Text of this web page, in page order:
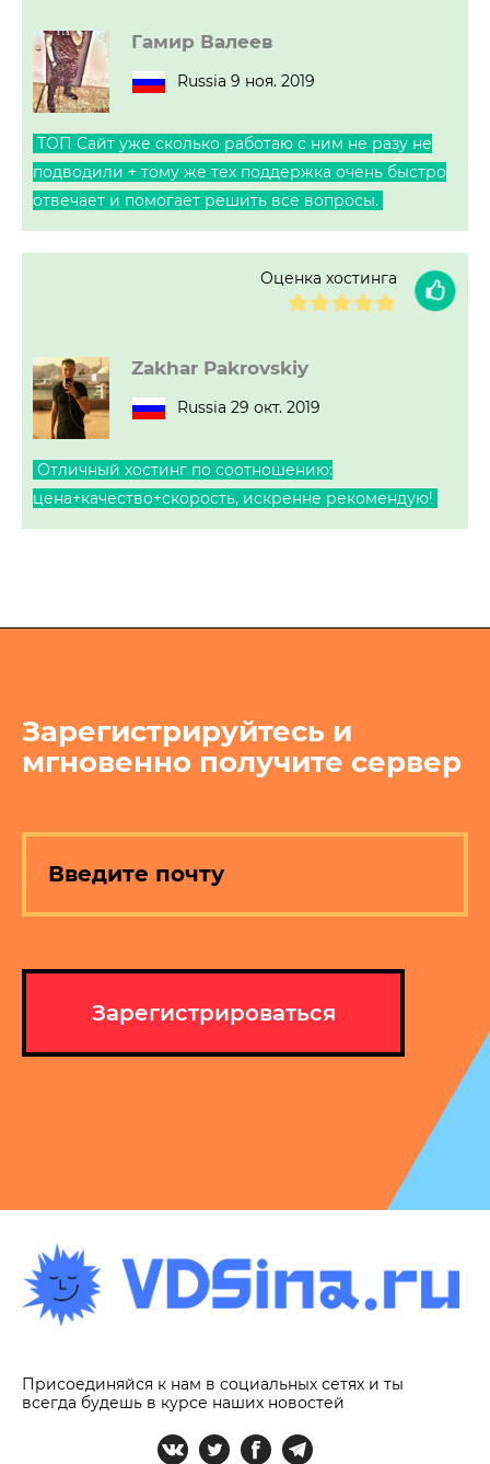
Гамир Валеев
Russia 9 ноя. 2019
ТОП Сайт уже сколько работаю с ним не разу не
подводили + тому же тех поддержка очень быстро
отвечает и помогает решить все вопросы.
Zakhar Pakrovskiy
Russia 29 окт. 2019
Оценка хостинга
Отличный хостинг по соотношению:
цена+качество+скорость, искренне рекомендую!
Зарегистрируйтесь и
мгновенно получите сервер
Зарегистрироваться
Присоединяйся к нам в социальных сетях и ты
всегда будешь в курсе наших новостей